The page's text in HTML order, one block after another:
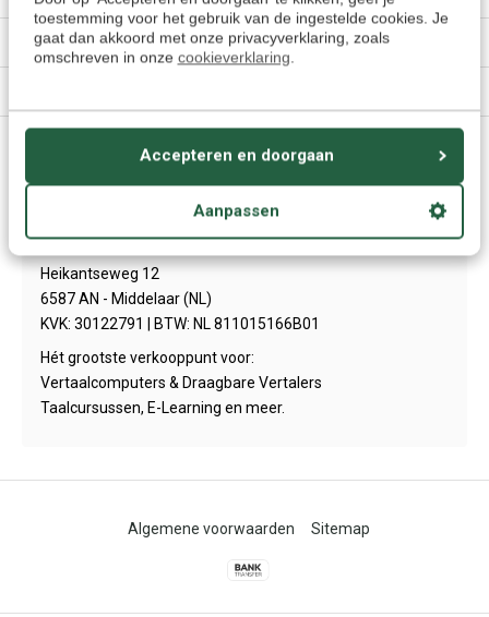
toestemming voor het gebruik van de ingestelde cookies. Je
gaat dan akkoord met onze privacyverklaring, zoals
omschreven in onze cookieverklaring.
Accepteren en doorgaan
Aanpassen
Mijn account
Talendomein.NL + BE
Heikantseweg 12
6587 AN - Middelaar (NL)
KVK: 30122791 | BTW: NL 811015166B01
Hét grootste verkooppunt voor:
Vertaalcomputers & Draagbare Vertalers
Taalcursussen, E-Learning en meer.
Algemene voorwaarden Sitemap